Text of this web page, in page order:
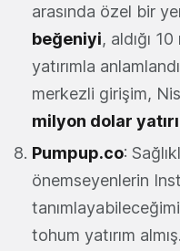
arasında özel bir
beğeniyi, aldığı
yatırımla
merkezli girişim,
milyon dolar
Pumpup.co:
önemseyenlerin
tohum yatırım